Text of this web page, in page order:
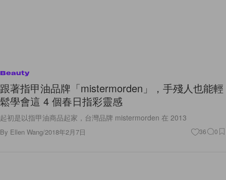
Beauty
跟著指甲油品牌「mistermorden」，手殘人也能輕
鬆學會這 4 個春日指彩靈感
起初是以指甲油商品起家，台灣品牌 mistermorden 在 2013
By Ellen Wang/2018年2月7日 36 0